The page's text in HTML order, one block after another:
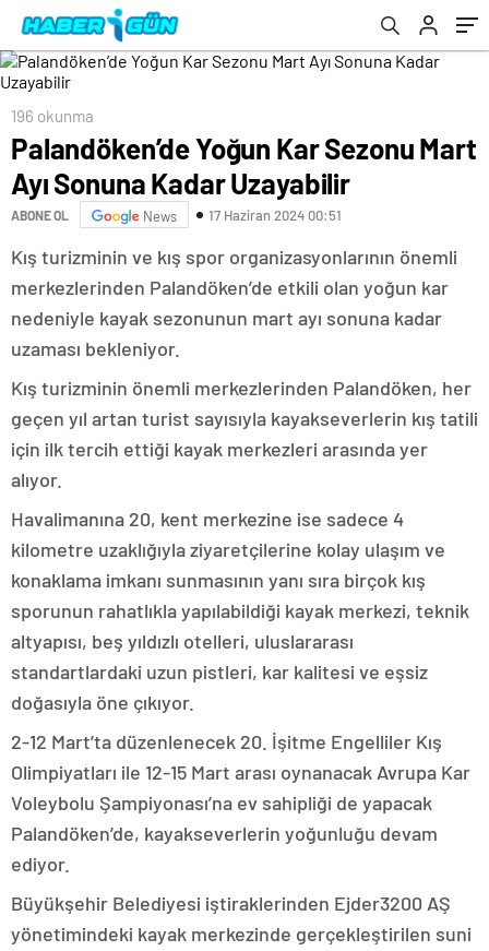
196 okunma
Palandöken’de Yoğun Kar Sezonu Mart
Ayı Sonuna Kadar Uzayabilir
ABONE OL News 17 Haziran 2024 00:51
Kış turizminin ve kış spor organizasyonlarının önemli
merkezlerinden Palandöken’de etkili olan yoğun kar
nedeniyle kayak sezonunun mart ayı sonuna kadar
uzaması bekleniyor.
Kış turizminin önemli merkezlerinden Palandöken, her
geçen yıl artan turist sayısıyla kayakseverlerin kış tatili
için ilk tercih ettiği kayak merkezleri arasında yer
alıyor.
Havalimanına 20, kent merkezine ise sadece 4
kilometre uzaklığıyla ziyaretçilerine kolay ulaşım ve
konaklama imkanı sunmasının yanı sıra birçok kış
sporunun rahatlıkla yapılabildiği kayak merkezi, teknik
altyapısı, beş yıldızlı otelleri, uluslararası
standartlardaki uzun pistleri, kar kalitesi ve eşsiz
doğasıyla öne çıkıyor.
2-12 Mart’ta düzenlenecek 20. İşitme Engelliler Kış
Olimpiyatları ile 12-15 Mart arası oynanacak Avrupa Kar
Voleybolu Şampiyonası’na ev sahipliği de yapacak
Palandöken’de, kayakseverlerin yoğunluğu devam
ediyor.
Büyükşehir Belediyesi iştiraklerinden Ejder3200 AŞ
yönetimindeki kayak merkezinde gerçekleştirilen suni